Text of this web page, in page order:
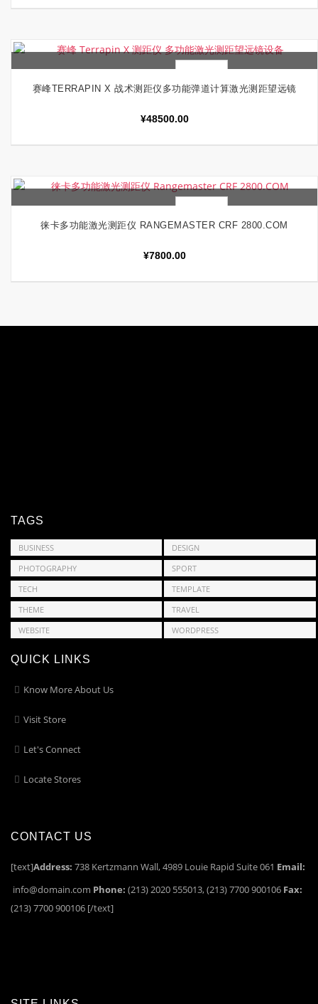
加入购物车 快速查看
赛峰TERRAPIN X 战术测距仪多功能弹道计算激光测距望远镜
¥48500.00
加入购物车 快速查看
徕卡多功能激光测距仪 RANGEMASTER CRF 2800.COM
¥7800.00
TAGS
BUSINESS
DESIGN
PHOTOGRAPHY
SPORT
TECH
TEMPLATE
THEME
TRAVEL
WEBSITE
WORDPRESS
QUICK LINKS
Know More About Us
Visit Store
Let's Connect
Locate Stores
CONTACT US
[text]Address: 738 Kertzmann Wall, 4989 Louie Rapid Suite 061 Email:
info@domain.com Phone: (213) 2020 555013, (213) 7700 900106 Fax:
(213) 7700 900106 [/text]